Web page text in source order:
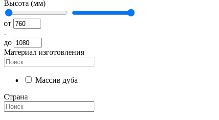
Высота (мм)
от
-
до
Материал изготовления
Массив дуба
Страна